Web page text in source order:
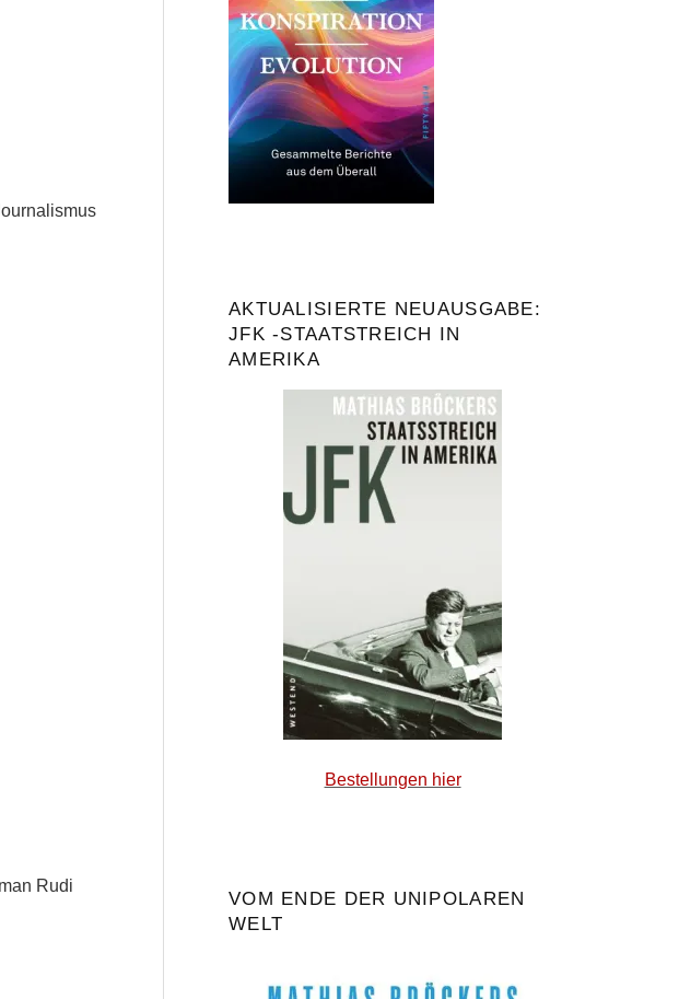
Rudi
AKTUALISIERTE NEUAUSGABE:
JFK -STAATSTREICH IN
AMERIKA
Bestellungen hier
VOM ENDE DER UNIPOLAREN
WELT